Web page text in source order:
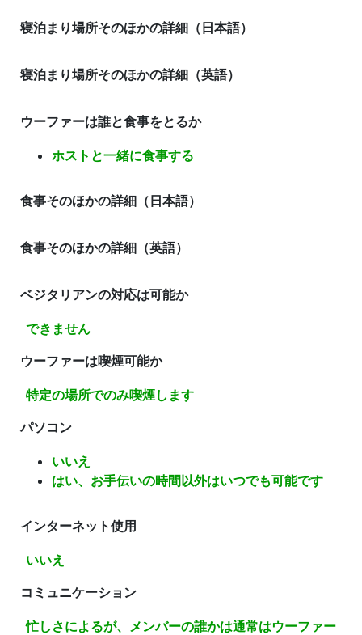
寝泊まり場所そのほかの詳細（日本語）
寝泊まり場所そのほかの詳細（英語）
ウーファーは誰と食事をとるか
ホストと一緒に食事する
食事そのほかの詳細（日本語）
食事そのほかの詳細（英語）
ベジタリアンの対応は可能か
できません
ウーファーは喫煙可能か
特定の場所でのみ喫煙します
パソコン
いいえ
はい、お手伝いの時間以外はいつでも可能です
インターネット使用
いいえ
コミュニケーション
忙しさによるが、メンバーの誰かは通常はウーファー